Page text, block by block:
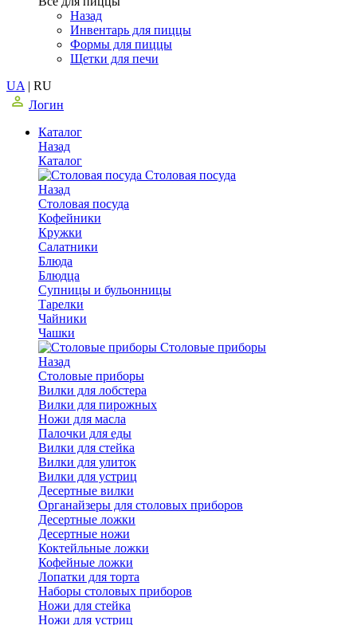
Назад
Инвентарь для пиццы
Формы для пиццы
Щетки для печи
UA | RU
Логин
Каталог
Назад
Каталог
Столовая посуда
Назад
Столовая посуда
Кофейники
Кружки
Салатники
Блюда
Блюдца
Супницы и бульонницы
Тарелки
Чайники
Чашки
Cтоловые приборы
Назад
Cтоловые приборы
Вилки для лобстера
Вилки для пирожных
Ножи для масла
Палочки для еды
Вилки для стейка
Вилки для улиток
Вилки для устриц
Десертные вилки
Органайзеры для столовых приборов
Десертные ложки
Десертные ножи
Коктейльные ложки
Кофейные ложки
Лопатки для торта
Наборы столовых приборов
Ножи для стейка
Ножи для устриц